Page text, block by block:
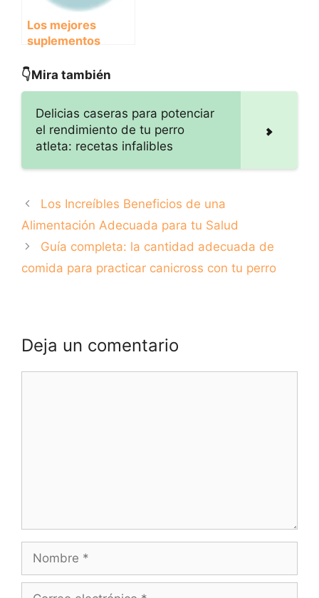
Los mejores
suplementos
recomendados
👇Mira también
Delicias caseras para potenciar
el rendimiento de tu perro
atleta: recetas infalibles
Los Increíbles Beneficios de una
Alimentación Adecuada para tu Salud
Guía completa: la cantidad adecuada de
comida para practicar canicross con tu perro
Deja un comentario